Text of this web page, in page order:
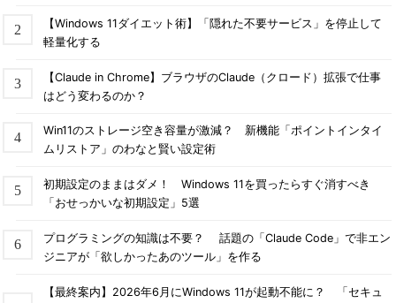
【Windows 11ダイエット術】「隠れた不要サービス」を停止して
軽量化する
【Claude in Chrome】ブラウザのClaude（クロード）拡張で仕事
はどう変わるのか？
Win11のストレージ空き容量が激減？ 新機能「ポイントインタイ
ムリストア」のわなと賢い設定術
初期設定のままはダメ！ Windows 11を買ったらすぐ消すべき
「おせっかいな初期設定」5選
プログラミングの知識は不要？ 話題の「Claude Code」で非エン
ジニアが「欲しかったあのツール」を作る
【最終案内】2026年6月にWindows 11が起動不能に？ 「セキュ